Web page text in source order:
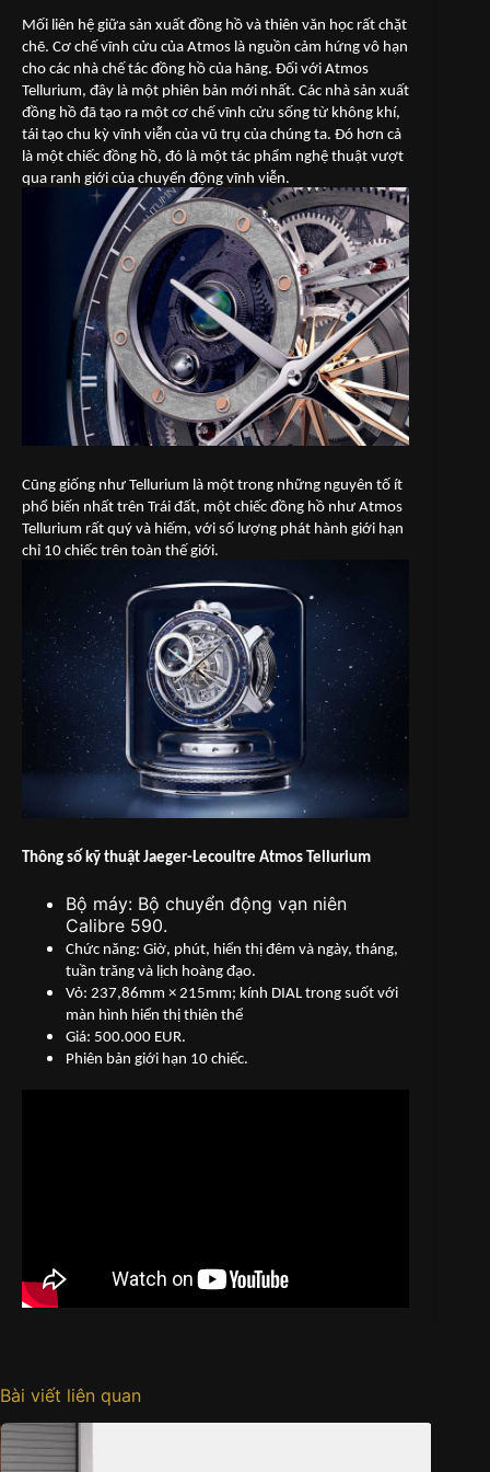
Mối liên hệ giữa sản xuất đồng hồ và thiên văn học rất chặt
chẽ. Cơ chế vĩnh cửu của Atmos là nguồn cảm hứng vô hạn
cho các nhà chế tác đồng hồ của hãng. Đối với Atmos
Tellurium, đây là một phiên bản mới nhất. Các nhà sản xuất
đồng hồ đã tạo ra một cơ chế vĩnh cửu sống từ không khí,
tái tạo chu kỳ vĩnh viễn của vũ trụ của chúng ta. Đó hơn cả
là một chiếc đồng hồ, đó là một tác phẩm nghệ thuật vượt
qua ranh giới của chuyển động vĩnh viễn.
Cũng giống như Tellurium là một trong những nguyên tố ít
phổ biến nhất trên Trái đất, một chiếc đồng hồ như Atmos
Tellurium rất quý và hiếm, với số lượng phát hành giới hạn
chỉ 10 chiếc trên toàn thế giới.
Thông số kỹ thuật Jaeger-Lecoultre Atmos Tellurium
Bộ máy: Bộ chuyển động vạn niên
Calibre 590.
Chức năng: Giờ, phút, hiển thị đêm và ngày, tháng,
tuần trăng và lịch hoàng đạo.
Vỏ: 237,86mm × 215mm; kính DIAL trong suốt với
màn hình hiển thị thiên thể
Giá: 500.000 EUR.
Phiên bản giới hạn 10 chiếc.
Bài viết liên quan